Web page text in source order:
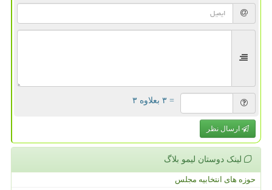
= ۳ بعلاوه ۳
ارسال نظر
لینک دوستان لیمو بلاگ
حوزه های انتخابیه مجلس